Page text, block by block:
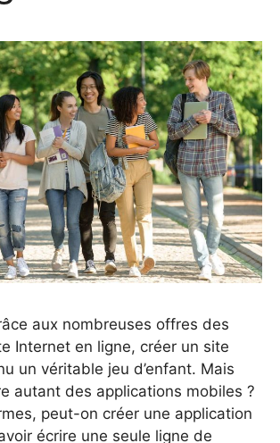
aux nombreuses offres des
Internet en ligne, créer un site
un véritable jeu d’enfant. Mais
autant des applications mobiles ?
peut-on créer une application
écrire une seule ligne de